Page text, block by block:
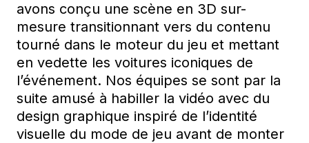
avons conçu une scène en 3D sur-
mesure transitionnant vers du contenu
tourné dans le moteur du jeu et mettant
en vedette les voitures iconiques de
l’événement. Nos équipes se sont par la
suite amusé à habiller la vidéo avec du
design graphique inspiré de l’identité
visuelle du mode de jeu avant de monter